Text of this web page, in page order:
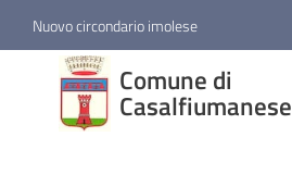
Vai al contenuto
Vai alla navigazione
Vai al footer
Nuovo circondario imolese
Comune di
Casalfiumanese
Comune di
Casalfiumanese